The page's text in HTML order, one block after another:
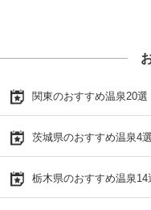
関東のおすすめ温泉20選
茨城県のおすすめ温泉4選
栃木県のおすすめ温泉14